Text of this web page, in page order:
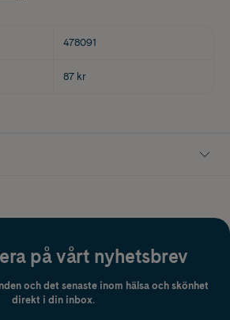
478091
87 kr
på vårt nyhetsbrev
och det senaste inom hälsa och skönhet
direkt i din inbox.